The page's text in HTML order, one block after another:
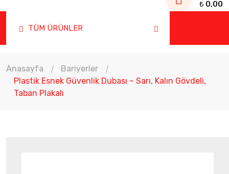
₺ 0,00
TÜM ÜRÜNLER
Anasayfa
Bariyerler
Plastik Esnek Güvenlik Dubası – Sarı, Kalın Gövdeli,
Taban Plakalı